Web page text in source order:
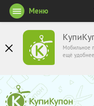
Мобильное
ещё удобнее
Меню